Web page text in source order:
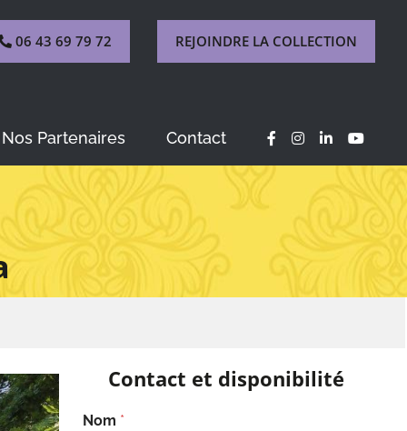
06 43 69 79 72 REJOINDRE LA COLLECTION
Nos Partenaires Contact
Contact et disponibilité
Nom *